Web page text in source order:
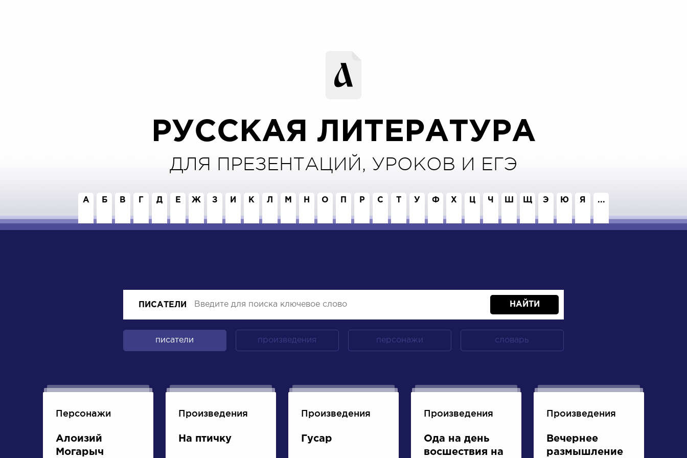
РУССКАЯ ЛИТЕРАТУРА
ДЛЯ ПРЕЗЕНТАЦИЙ, УРОКОВ И ЕГЭ
А Б В Г Д Е Ж З И К Л М Н О П Р С Т У Ф Х Ц Ч Ш Щ Э Ю Я ...
ПИСАТЕЛИ НАЙТИ
писатели произведения персонажи словарь
Персонажи
Алоизий
Могарыч
Произведения
На птичку
Произведения
Гусар
Произведения
Ода на день
восшествия на
Произведения
Вечернее
размышление